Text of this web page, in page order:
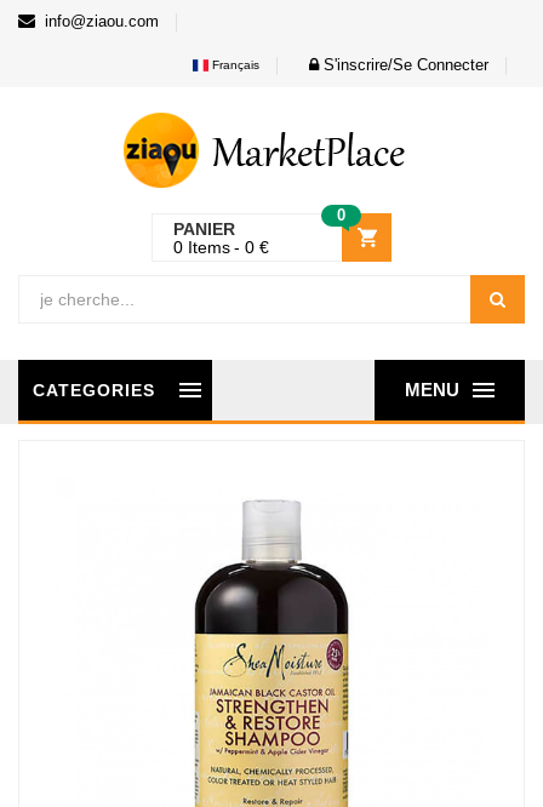
info@ziaou.com
Français S'inscrire/Se Connecter
PANIER
0
0 Items 0 €
MENU
CATEGORIES